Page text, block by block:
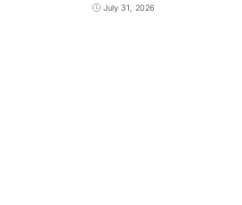
July 31, 2026